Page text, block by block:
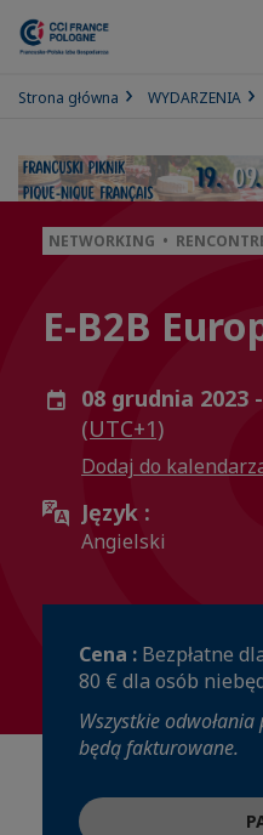
Strona główna WYDARZENIA
NETWORKING •
E-B2B
08 grudnia 2023
(UTC+1)
Dodaj do
Język :
Angielski
Cena : Bezpłatne
80 € dla osób
Wszystkie
będą fakturowane.